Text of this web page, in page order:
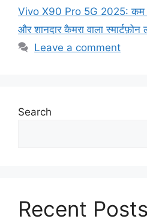
Vivo X90 Pro 5G 2025: कम
और शानदार कैमरा वाला स्मार्टफ़ोन
Leave a comment
Search
Recent Posts